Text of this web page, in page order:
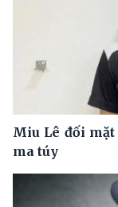
Miu Lê đối
ma túy